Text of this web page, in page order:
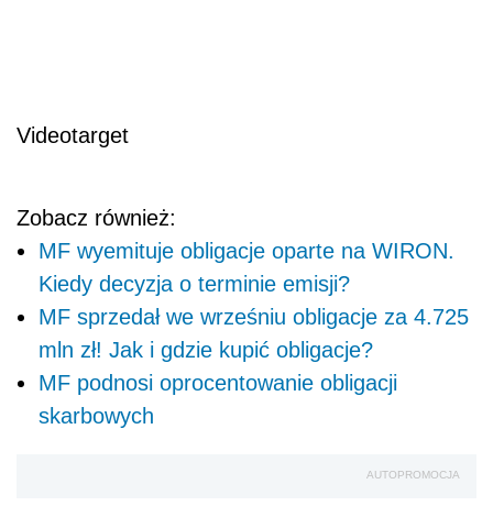
Videotarget
Zobacz również:
MF wyemituje obligacje oparte na WIRON.
Kiedy decyzja o terminie emisji?
MF sprzedał we wrześniu obligacje za 4.725
mln zł! Jak i gdzie kupić obligacje?
MF podnosi oprocentowanie obligacji
skarbowych
AUTOPROMOCJA